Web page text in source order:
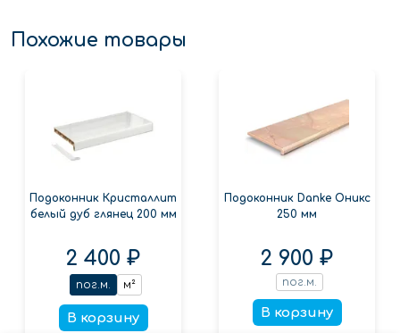
Похожие товары
Подоконник Кристаллит
белый дуб глянец 200 мм
2 400 ₽
пог.м. м²
В корзину
Подоконник Danke Оникс
250 мм
2 900 ₽
пог.м.
В корзину